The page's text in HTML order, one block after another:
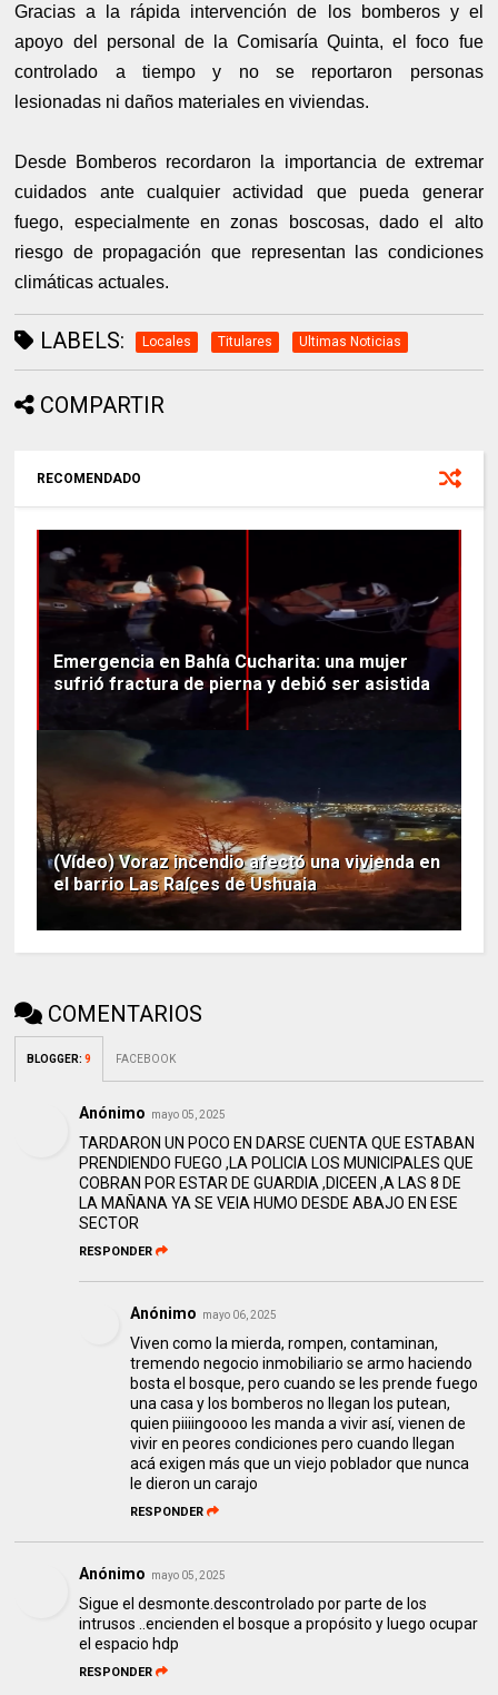
Gracias a la rápida intervención de los bomberos y el
apoyo del personal de la Comisaría Quinta, el foco fue
controlado a tiempo y no se reportaron personas
lesionadas ni daños materiales en viviendas.
Desde Bomberos recordaron la importancia de extremar
cuidados ante cualquier actividad que pueda generar
fuego, especialmente en zonas boscosas, dado el alto
riesgo de propagación que representan las condiciones
climáticas actuales.
LABELS: Locales Titulares Ultimas Noticias
COMPARTIR
RECOMENDADO
Emergencia en Bahía Cucharita: una mujer
sufrió fractura de pierna y debió ser asistida
(Vídeo) Voraz incendio afectó una vivienda en
el barrio Las Raíces de Ushuaia
COMENTARIOS
BLOGGER:9 FACEBOOK
Anónimo mayo 05, 2025
TARDARON UN POCO EN DARSE CUENTA QUE ESTABAN
PRENDIENDO FUEGO ,LA POLICIA LOS MUNICIPALES QUE
COBRAN POR ESTAR DE GUARDIA ,DICEEN ,A LAS 8 DE
LA MAÑANA YA SE VEIA HUMO DESDE ABAJO EN ESE
SECTOR
RESPONDER
Anónimo mayo 06, 2025
Viven como la mierda, rompen, contaminan,
tremendo negocio inmobiliario se armo haciendo
bosta el bosque, pero cuando se les prende fuego
una casa y los bomberos no llegan los putean,
quien piiiingoooo les manda a vivir así, vienen de
vivir en peores condiciones pero cuando llegan
acá exigen más que un viejo poblador que nunca
le dieron un carajo
RESPONDER
Anónimo mayo 05, 2025
Sigue el desmonte.descontrolado por parte de los
intrusos ..encienden el bosque a propósito y luego ocupar
el espacio hdp
RESPONDER